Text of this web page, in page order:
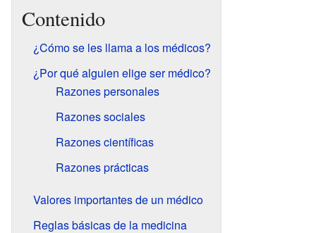
Contenido
¿Cómo se les llama a los médicos?
¿Por qué alguien elige ser médico?
Razones personales
Razones sociales
Razones científicas
Razones prácticas
Valores importantes de un médico
Reglas básicas de la medicina